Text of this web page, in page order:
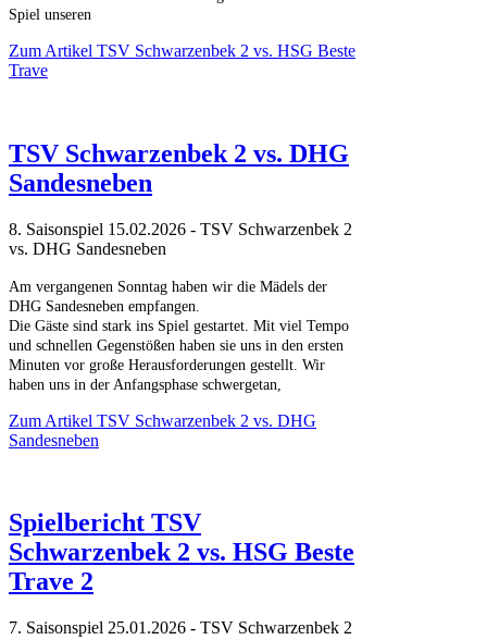
Spiel unseren
Zum Artikel TSV Schwarzenbek 2 vs. HSG Beste
Trave
TSV Schwarzenbek 2 vs. DHG
Sandesneben
8. Saisonspiel 15.02.2026 - TSV Schwarzenbek 2
vs. DHG Sandesneben
Am vergangenen Sonntag haben wir die Mädels der
DHG Sandesneben empfangen.
Die Gäste sind stark ins Spiel gestartet. Mit viel Tempo
und schnellen Gegenstößen haben sie uns in den ersten
Minuten vor große Herausforderungen gestellt. Wir
haben uns in der Anfangsphase schwergetan,
Zum Artikel TSV Schwarzenbek 2 vs. DHG
Sandesneben
Spielbericht TSV
Schwarzenbek 2 vs. HSG Beste
Trave 2
7. Saisonspiel 25.01.2026 - TSV Schwarzenbek 2